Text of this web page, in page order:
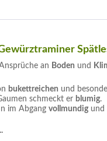
an Boden und
bukettreichen und
schmeckt er blumig.
im Abgang vollmundigund